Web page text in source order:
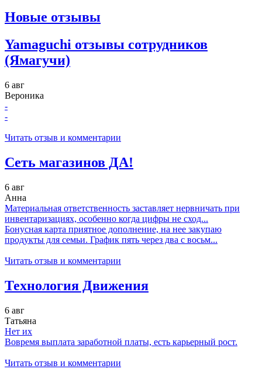
Новые отзывы
Yamaguchi отзывы сотрудников
(Ямагучи)
6 авг
Вероника
-
-
Читать отзыв и комментарии
Сеть магазинов ДА!
6 авг
Анна
Материальная ответственность заставляет нервничать при
инвентаризациях, особенно когда цифры не сход...
Бонусная карта приятное дополнение, на нее закупаю
продукты для семьи. График пять через два с восьм...
Читать отзыв и комментарии
Технология Движения
6 авг
Татьяна
Нет их
Вовремя выплата заработной платы, есть карьерный рост.
Читать отзыв и комментарии